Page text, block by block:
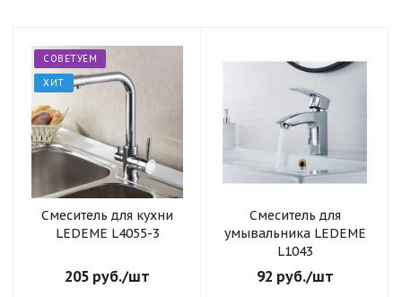
СОВЕТУЕМ
ХИТ
Смеситель для кухни
LEDEME L4055-3
205 руб./шт
Смеситель для
умывальника LEDEME
L1043
92 руб./шт